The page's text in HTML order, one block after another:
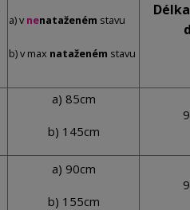
a) vnenataženém stavu
b) v max nataženém stavu
a) 85cm
b) 145cm
a) 90cm
b) 155cm